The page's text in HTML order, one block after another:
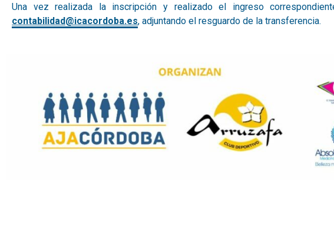
Una vez realizada la inscripción y realizado el ingreso
contabilidad@icacordoba.es, adjuntando el resguardo de la transferencia.